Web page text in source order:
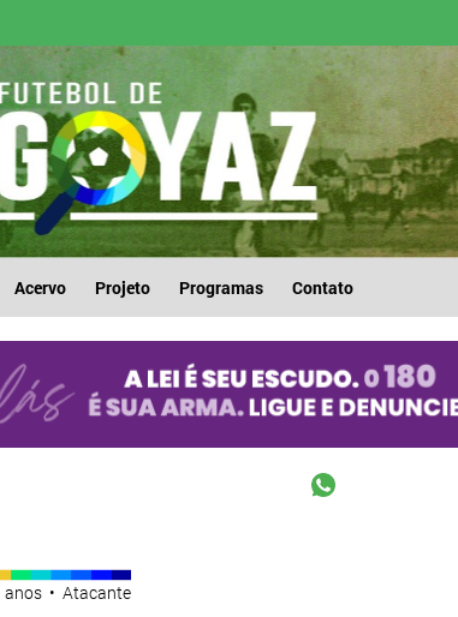
Acervo Projeto Programas Contato
anos • Atacante